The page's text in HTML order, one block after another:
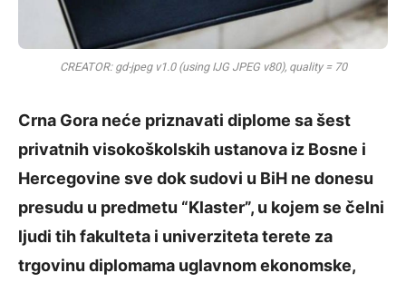
CREATOR: gd-jpeg v1.0 (using IJG JPEG v80), quality = 70
Crna Gora neće priznavati diplome sa šest
privatnih visokoškolskih ustanova iz Bosne i
Hercegovine sve dok sudovi u BiH ne donesu
presudu u predmetu “Klaster”, u kojem se čelni
ljudi tih fakulteta i univerziteta terete za
trgovinu diplomama uglavnom ekonomske,